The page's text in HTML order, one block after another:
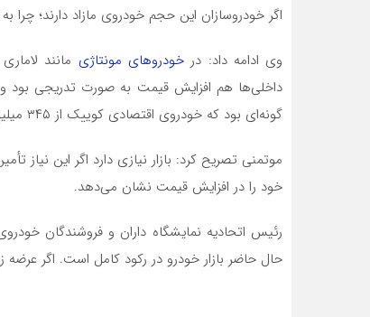
اگر خودروسازان این حجم خودروی مازاد دارند؛ چرا
وی ادامه داد: درخودروهای مونتاژی
داخلی‌ها هم افزایش قیمت به صورت تدریجی بود
گونه‌ای بود که خودروی اقتصادی کوییک از ۳۴۵ میلیون تومان به ۳۹۰ میلیون تومان رسید.
موتمنی تصریح کرد: بازار نیازی دارد اگر این نیاز
خود را در افزایش قیمت نشان می‌دهد.
رئیس اتحادیه نمایشگاه داران و فروشندگان
حال حاضر بازار خودرو در رکود کامل است. اگر